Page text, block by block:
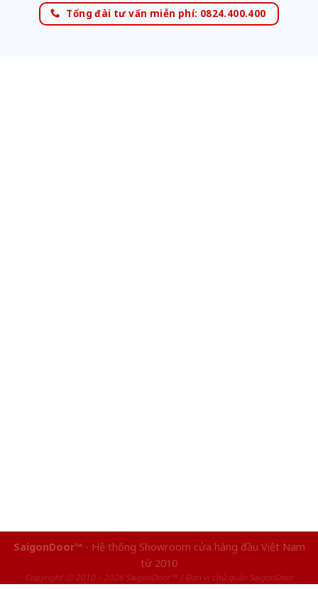
Tổng đài tư vấn miễn phí: 0824.400.400
SaigonDoor™ - Hệ thống Showroom cửa hàng đầu Việt Nam
từ 2010
Copyright ⓒ 2010 – 2026 SaigonDoor™ | Đơn vị chủ quản SaigonDoor